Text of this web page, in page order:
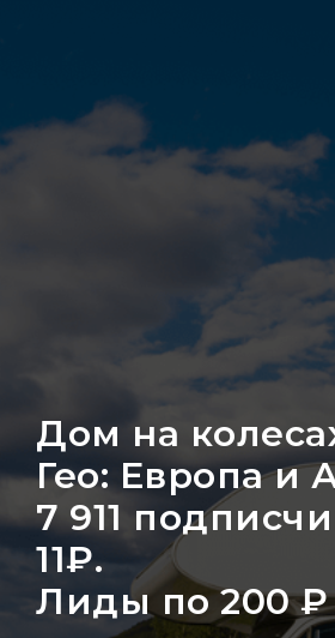
Дом на
Гео: Европа и
7 911
11₽.
Лиды по 200 ₽